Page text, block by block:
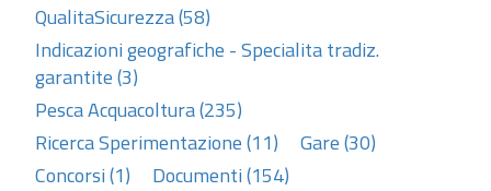
QualitaSicurezza (58)
Indicazioni geografiche - Specialita tradiz.
garantite (3)
Pesca Acquacoltura (235)
Ricerca Sperimentazione (11)
Gare (30)
Concorsi (1)
Documenti (154)